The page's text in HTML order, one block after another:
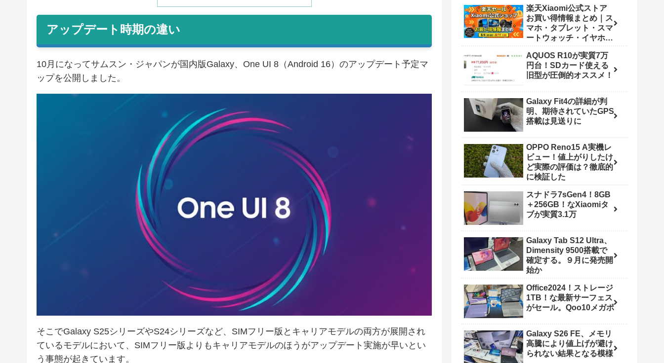
アップデート時期の違い
10月になってサムスン・ジャパンが国内版Galaxy、One UI 8（Android 16）のアップデート予定マ
ップを公開しました。
そこでGalaxy S25シリーズやS24シリーズなど、SIMフリー版とキャリアモデルの両方が展開され
ているモデルにおいて、SIMフリー版よりもキャリアモデルのほうがアップデート実施が早いとい
う事態が起きています。
楽天Xiaomi公式ストア
お買い得情報まとめ｜ス
マホ・タブレット・スマ
ートウォッチ・イヤホン
1:59）
AQUOS R10が実質7万
円台！SDカード使える
旧型が圧倒的オススメ！
Galaxy Fit4の詳細が判
明、期待されていたGPS
搭載は見送りに
OPPO Reno15 A実機レ
ビュー！値上がりしたけ
ど実際の評価は？徹底的
に検証した
スナドラ7sGen4！8GB
＋256GB！なXiaomiタ
ブが実質3.1万
Galaxy Tab S12 Ultra、
Dimensity 9500搭載で
確定する。９月に発売開
始か
Office2024！ストレージ
1TB！な最新サーフェス
がセール。Qoo10メガポ
Galaxy S26 FE、メモリ
高騰により値上げが避け
られない結果となる模様